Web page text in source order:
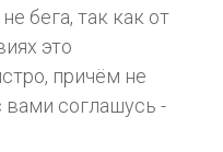
бега, так как от
это
причём не
вами соглашусь -